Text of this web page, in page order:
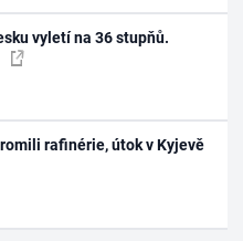
vyletí na 36 stupňů.
rafinérie, útok v Kyjevě